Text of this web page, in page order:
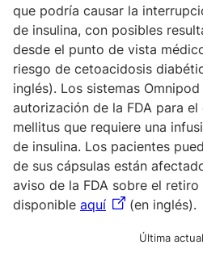
que podría causar la
de insulina, con posibles
desde el punto de vista
riesgo de cetoacidosis
inglés). Los sistemas
autorización de la FDA para
mellitus que requiere una
de insulina. Los pacientes
de sus cápsulas están
aviso de la FDA sobre el
disponible aquí (en inglés).
Última